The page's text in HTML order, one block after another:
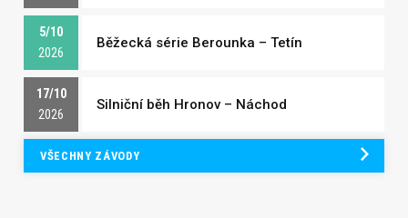
5/10
2026
Běžecká série Berounka – Tetín
17/10
2026
Silniční běh Hronov – Náchod
VŠECHNY ZÁVODY